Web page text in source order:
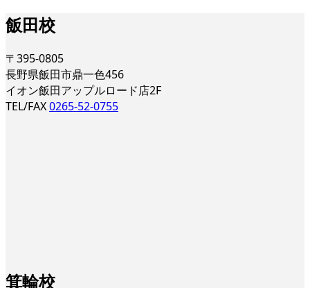
飯田校
〒395-0805
長野県飯田市鼎一色456
イオン飯田アップルロード店2F
TEL/FAX0265-52-0755
箕輪校